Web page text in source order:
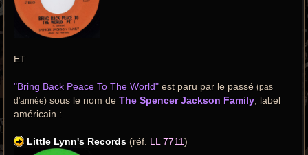
ET
"Bring Back Peace To The World" est paru par le passé (pas
d'année) sous le nom de The Spencer Jackson Family, label
américain :
Little Lynn's Records (réf. LL 7711)